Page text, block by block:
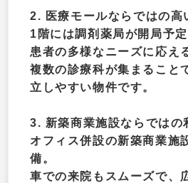
2. 医療モールならではの高
1階には調剤薬局が開局予
患者の多様なニーズに応え
複数の診療科が集まること
立しやすい物件です。
3. 新築商業施設ならではの
オフィス併設の新築商業施
備。
車での来院もスムーズで、